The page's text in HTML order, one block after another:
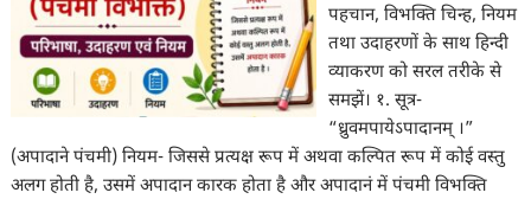
पहचान, विभक्ति चिन्ह, नियम
तथा उदाहरणों के साथ हिन्दी
व्याकरण को सरल तरीके से
समझें। १. सूत्र-
“ध्रुवमपायेऽपादानम् ।”
(अपादाने पंचमी) नियम- जिससे प्रत्यक्ष रूप में अथवा कल्पित रूप में कोई वस्तु
अलग होती है, उसमें अपादान कारक होता है और अपादानं में पंचमी विभक्ति